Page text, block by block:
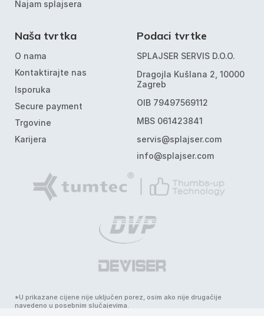
Najam splajsera
Naša tvrtka
O nama
Kontaktirajte nas
Isporuka
Secure payment
Trgovine
Karijera
Podaci tvrtke
SPLAJSER SERVIS D.O.O.
Dragojla Kušlana 2, 10000
Zagreb
OIB 79497569112
MBS 061423841
servis@splajser.com
info@splajser.com
*U prikazane cijene nije uključen porez, osim ako nije drugačije
navedeno u posebnim slučajevima.